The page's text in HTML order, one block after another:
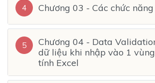
4 Chương 03 - Các chức
5
Chương 04 - Data
dữ liệu khi nhập vào 1
tính Excel